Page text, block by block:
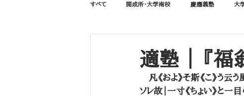
すべて 開成所・大学南校 慶應義塾 大
適塾 ｜ ​『
凡《およ》そ斯《こ》う云
ソレ故｜一寸《ちょい》と